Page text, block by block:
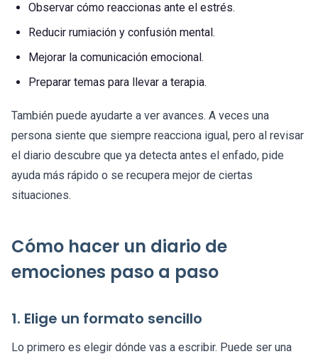
Observar cómo reaccionas ante el estrés.
Reducir rumiación y confusión mental.
Mejorar la comunicación emocional.
Preparar temas para llevar a terapia.
También puede ayudarte a ver avances. A veces una
persona siente que siempre reacciona igual, pero al revisar
el diario descubre que ya detecta antes el enfado, pide
ayuda más rápido o se recupera mejor de ciertas
situaciones.
Cómo hacer un diario de
emociones paso a paso
1. Elige un formato sencillo
Lo primero es elegir dónde vas a escribir. Puede ser una